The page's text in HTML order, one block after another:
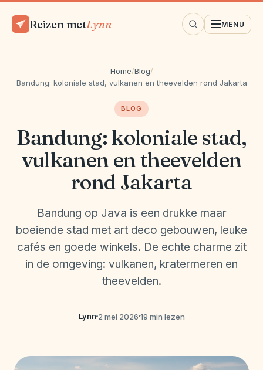
Reizen metLynn MENU
Home/Blog/
Bandung: koloniale stad, vulkanen en theevelden rond Jakarta
BLOG
Bandung: koloniale stad,
vulkanen en theevelden
rond Jakarta
Bandung op Java is een drukke maar
boeiende stad met art deco gebouwen, leuke
cafés en goede winkels. De echte charme zit
in de omgeving: vulkanen, kratermeren en
theevelden.
Lynn 2 mei 2026 19 min lezen